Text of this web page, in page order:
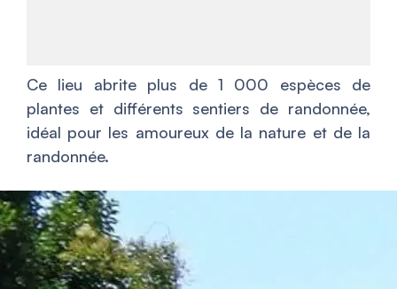
Ce lieu abrite plus de 1 000 espèces de
plantes et différents sentiers de randonnée,
idéal pour les amoureux de la nature et de la
randonnée.